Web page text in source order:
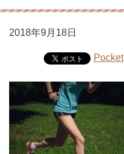
2018年9月18日
Pocket